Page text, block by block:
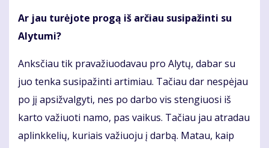
Ar jau turėjote progą iš arčiau susipažinti su
Alytumi?
Anksčiau tik pravažiuodavau pro Alytų, dabar su
juo tenka susipažinti artimiau. Tačiau dar nespėjau
po jį apsižvalgyti, nes po darbo vis stengiuosi iš
karto važiuoti namo, pas vaikus. Tačiau jau atradau
aplinkkelių, kuriais važiuoju į darbą. Matau, kaip